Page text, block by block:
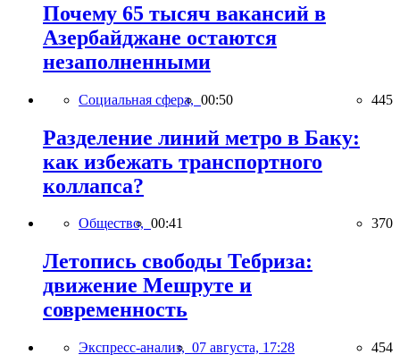
Почему 65 тысяч вакансий в
Азербайджане остаются
незаполненными
Социальная сфера, 00:50 445
Разделение линий метро в Баку:
как избежать транспортного
коллапса?
Общество, 00:41 370
Летопись свободы Тебриза:
движение Мешруте и
современность
Экспресс-анализ, 07 августа, 17:28 454